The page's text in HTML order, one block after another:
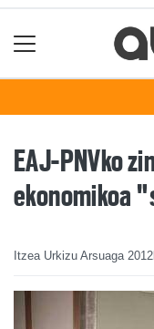
EAJ-PNVko
ekonomikoa
Itzea Urkizu Arsuaga